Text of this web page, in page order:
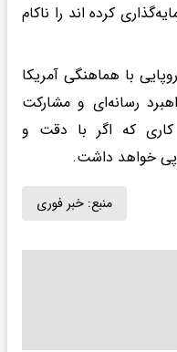
کرده اند را ناکام
با هماهنگی آمریکا
رسانه‌ای و مشارکت
کاری که اگر با دقت و
خواهد داشت.
منبع: خبر فوری